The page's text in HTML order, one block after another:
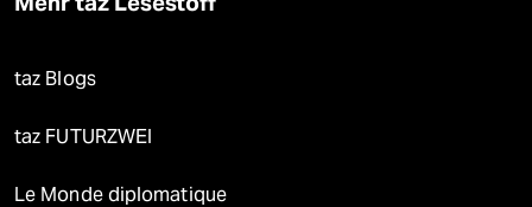
taz Blogs
taz FUTURZWEI
Le Monde diplomatique